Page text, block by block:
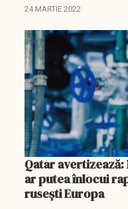
ruble, așa cum a
24 MARTIE 2022
Qatar
ar putea înlocui
rusești Europa